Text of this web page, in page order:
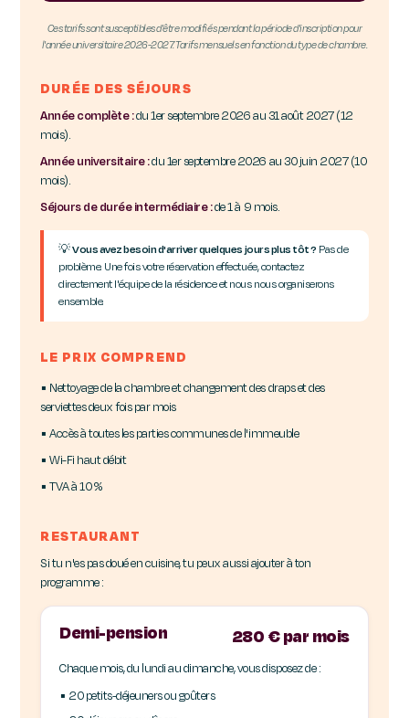
Ces tarifs sont susceptibles d'être modifiés pendant la période d'inscription pour
l'année universitaire 2026-2027. Tarifs mensuels en fonction du type de chambre.
DURÉE DES SÉJOURS
Année complète :du 1er septembre 2026 au 31 août 2027 (12
mois).
Année universitaire :du 1er septembre 2026 au 30 juin 2027 (10
mois).
Séjours de durée intermédiaire :de 1 à 9 mois.
💡Vous avez besoin d'arriver quelques jours plus tôt ? Pas de
problème. Une fois votre réservation effectuée, contactez
directement l'équipe de la résidence et nous nous organiserons
ensemble.
LE PRIX COMPREND
▪ Nettoyage de la chambre et changement des draps et des
serviettes deux fois par mois
▪ Accès à toutes les parties communes de l'immeuble
▪ Wi-Fi haut débit
▪ TVA à 10 %
RESTAURANT
Si tu n'es pas doué en cuisine, tu peux aussi ajouter à ton
programme :
Demi-pension 280 € par mois
Chaque mois, du lundi au dimanche, vous disposez de :
▪ 20 petits-déjeuners ou goûters